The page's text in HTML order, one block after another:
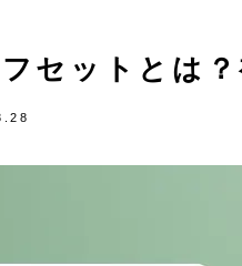
セットとは